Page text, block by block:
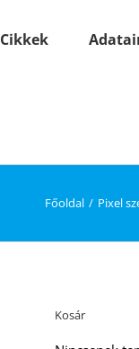
Cikkek
Főoldal Pixel
Kosár